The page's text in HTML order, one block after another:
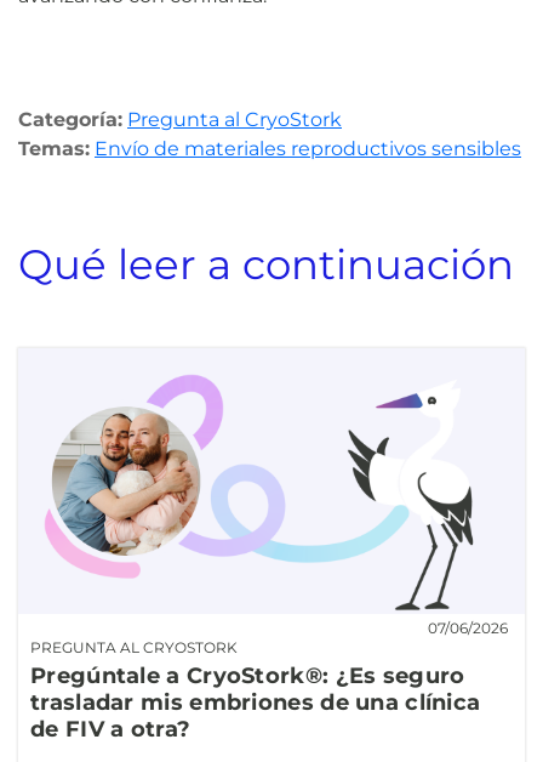
Categoría: Pregunta al CryoStork
Temas: Envío de materiales reproductivos sensibles
Qué leer a continuación
PREGUNTA AL CRYOSTORK
07/06/2026
Pregúntale a CryoStork®: ¿Es seguro
trasladar mis embriones de una clínica
de FIV a otra?